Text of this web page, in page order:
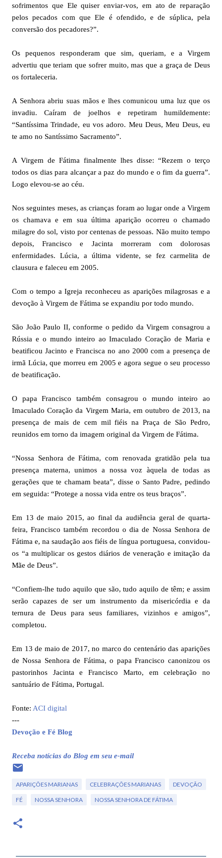
sofrimentos que Ele quiser enviar-vos, em ato de reparação
pelos pecados com que Ele é ofendido, e de súplica, pela
conversão dos pecadores?”.
Os pequenos responderam que sim, queriam, e a Virgem
advertiu que teriam que sofrer muito, mas que a graça de Deus
os fortaleceria.
A Senhora abriu suas mãos e lhes comunicou uma luz que os
invadiu. Caíram de joelhos e repetiram humildemente:
“Santíssima Trindade, eu vos adoro. Meu Deus, Meu Deus, eu
te amo no Santíssimo Sacramento”.
A Virgem de Fátima finalmente lhes disse: “Rezem o terço
todos os dias para alcançar a paz do mundo e o fim da guerra”.
Logo elevou-se ao céu.
Nos seguintes meses, as crianças foram ao lugar onde a Virgem
os chamava e em sua última aparição ocorreu o chamado
milagre do sol, visto por centenas de pessoas. Não muito tempo
depois, Francisco e Jacinta morreram com dolorosas
enfermidades. Lúcia, a última vidente, se fez carmelita de
clausura e faleceu em 2005.
Com o tempo a Igreja reconheceu as aparições milagrosas e a
devoção à Virgem de Fátima se expandiu por todo mundo.
São João Paulo II, conforme o pedido da Virgem consagrou a
Rússia e o mundo inteiro ao Imaculado Coração de Maria e
beatificou Jacinto e Francisca no ano 2000 com a presença de
irmã Lúcia, que morreu em 2005 e agora segue o seu processo
de beatificação.
O papa Francisco também consagrou o mundo inteiro ao
Imaculado Coração da Virgem Maria, em outubro de 2013, na
presença de mais de cem mil fiéis na Praça de São Pedro,
reunidos em torno da imagem original da Virgem de Fátima.
“Nossa Senhora de Fátima, com renovada gratidão pela tua
presença materna, unimos a nossa voz àquela de todas as
gerações que te chamam beata”, disse o Santo Padre, pedindo
em seguida: “Protege a nossa vida entre os teus braços”.
Em 13 de maio 2015, ao final da audiência geral de quarta-
feira, Francisco também recordou o dia de Nossa Senhora de
Fátima e, na saudação aos fiéis de língua portuguesa, convidou-
os “a multiplicar os gestos diários de veneração e imitação da
Mãe de Deus”.
“Confiem-lhe tudo aquilo que são, tudo aquilo de têm; e assim
serão capazes de ser um instrumento da misericórdia e da
ternura de Deus para seus familiares, vizinhos e amigos”,
completou.
Em 13 de maio de 2017, no marco do centenário das aparições
de Nossa Senhora de Fátima, o papa Francisco canonizou os
pastorinhos Jacinta e Francisco Marto, em celebração no
santuário de Fátima, Portugal.
Fonte: ACI digital
---
Devoção e Fé Blog
Receba notícias do Blog em seu e-mail
APARIÇÕES MARIANAS CELEBRAÇÕES MARIANAS DEVOÇÃO
FÉ NOSSA SENHORA NOSSA SENHORA DE FÁTIMA